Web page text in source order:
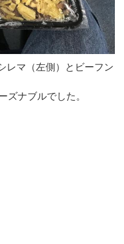
レマ（左側）とビーフン
ズナブルでした。